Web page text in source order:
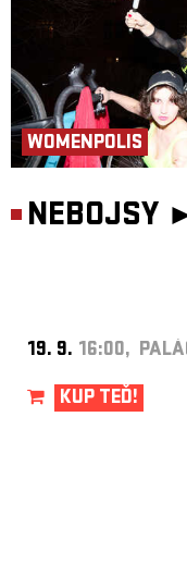
WOMENPOLIS
NEBOJSY
19. 9. 16:00,
KUP TEĎ!